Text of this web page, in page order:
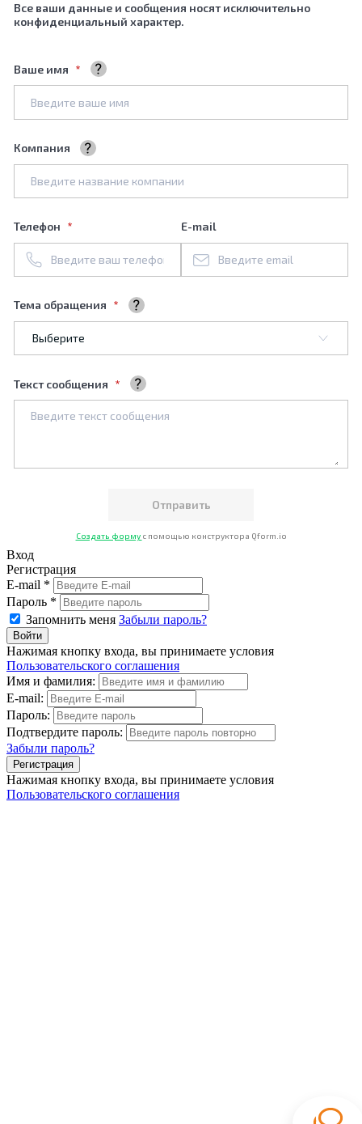
Все ваши данные и сообщения носят исключительно
конфиденциальный характер.
Ваше имя
Компания
Телефон E-mail
Тема обращения
Текст сообщения
Создать форму с помощью конструктора Qform.io
Вход
Регистрация
E-mail *
Пароль *
Запомнить меня Забыли пароль?
Нажимая кнопку входа, вы принимаете условия
Пользовательского соглашения
Имя и фамилия:
E-mail:
Пароль:
Подтвердите пароль:
Забыли пароль?
Нажимая кнопку входа, вы принимаете условия
Пользовательского соглашения